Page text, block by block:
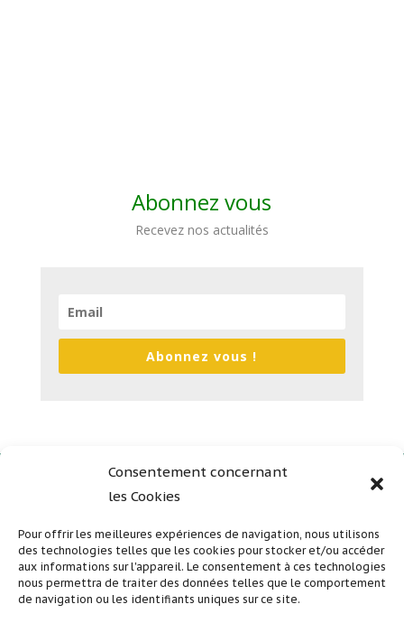
Consentement concernant
les Cookies
Pour offrir les meilleures expériences de navigation, nous utilisons
des technologies telles que les cookies pour stocker et/ou accéder
aux informations sur l'appareil. Le consentement à ces technologies
nous permettra de traiter des données telles que le comportement
de navigation ou les identifiants uniques sur ce site.
Abonnez vous
Recevez nos actualités
Abonnez vous !
Plan du site
Mentions légales
Politique de confidentialité